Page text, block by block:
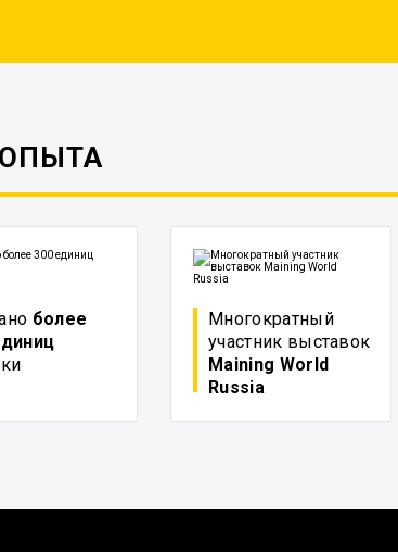
более
Многократный
участник выставок
Maining World
Russia